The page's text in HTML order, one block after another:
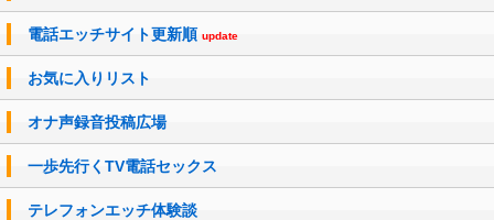
電話エッチサイト更新順 update
お気に入りリスト
オナ声録音投稿広場
一歩先行くTV電話セックス
テレフォンエッチ体験談